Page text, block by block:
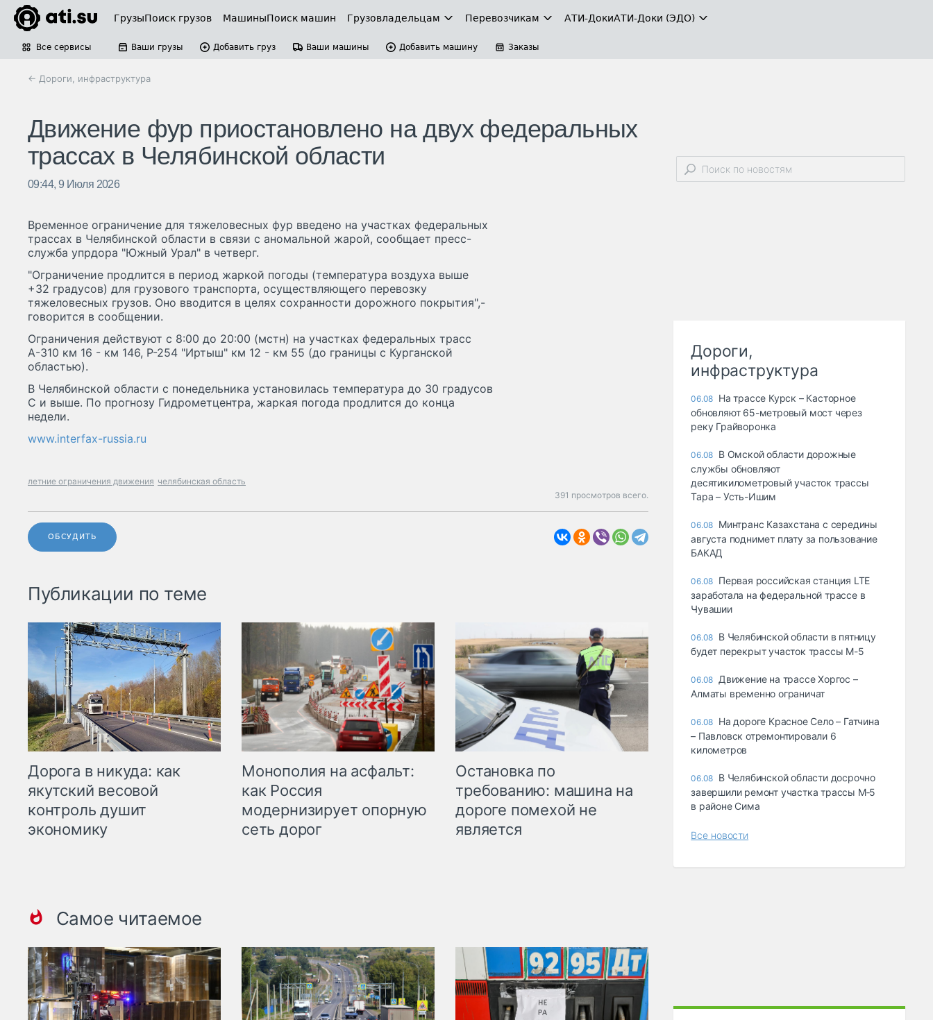
ГрузыПоиск грузов МашиныПоиск машин Грузовладельцам Перевозчикам АТИ-ДокиАТИ-Доки (ЭДО)
Все сервисы Ваши грузы Добавить груз Ваши машины Добавить машину Заказы
← Дороги, инфраструктура
Движение фур приостановлено на двух федеральных
трассах в Челябинской области
09:44, 9 Июля 2026
Временное ограничение для тяжеловесных фур введено на участках федеральных
трассах в Челябинской области в связи с аномальной жарой, сообщает пресс-
служба упрдора "Южный Урал" в четверг.
"Ограничение продлится в период жаркой погоды (температура воздуха выше
+32 градусов) для грузового транспорта, осуществляющего перевозку
тяжеловесных грузов. Оно вводится в целях сохранности дорожного покрытия",-
говорится в сообщении.
Ограничения действуют с 8:00 до 20:00 (мстн) на участках федеральных трасс
А-310 км 16 - км 146, Р-254 "Иртыш" км 12 - км 55 (до границы с Курганской
областью).
В Челябинской области с понедельника установилась температура до 30 градусов
С и выше. По прогнозу Гидрометцентра, жаркая погода продлится до конца
недели.
www.interfax-russia.ru
летние ограничения движения челябинская область
391 просмотров всего.
ОБСУДИТЬ
Публикации по теме
Дорога в никуда: как
якутский весовой
контроль душит
экономику
Монополия на асфальт:
как Россия
модернизирует опорную
сеть дорог
Остановка по
требованию: машина на
дороге помехой не
является
Самое читаемое
Дороги,
инфраструктура
06.08 На трассе Курск – Касторное
обновляют 65-метровый мост через
реку Грайворонка
06.08 В Омской области дорожные
службы обновляют
десятикилометровый участок трассы
Тара – Усть-Ишим
06.08 Минтранс Казахстана с середины
августа поднимет плату за пользование
БАКАД
06.08 Первая российская станция LTE
заработала на федеральной трассе в
Чувашии
06.08 В Челябинской области в пятницу
будет перекрыт участок трассы М-5
06.08 Движение на трассе Хоргос –
Алматы временно ограничат
06.08 На дороге Красное Село – Гатчина
– Павловск отремонтировали 6
километров
06.08 В Челябинской области досрочно
завершили ремонт участка трассы М‑5
в районе Сима
Все новости